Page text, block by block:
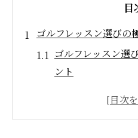
目
ゴルフレッスン選びの
ゴルフレッスン選
ント